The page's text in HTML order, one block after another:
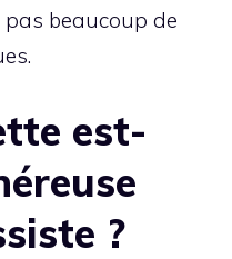
beaucoup de
est-
?